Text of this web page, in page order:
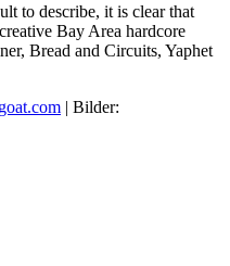
to describe, it is clear that
Bay Area hardcore
Bread and Circuits, Yaphet
| Bilder: